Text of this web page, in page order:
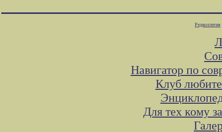
Редколлегия
Навигатор по
Клуб
Для тех кому